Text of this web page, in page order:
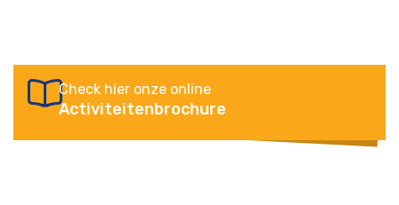
Check hier onze online
Activiteitenbrochure